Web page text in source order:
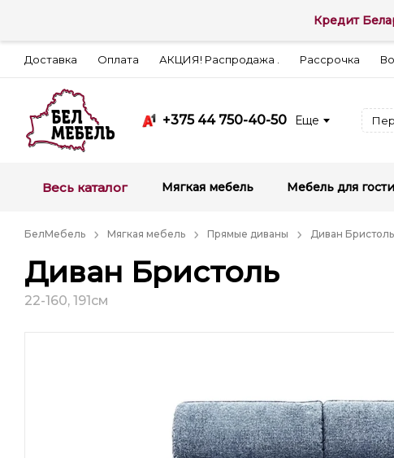
Доставка Оплата АКЦИЯ! Распродажа . Рассрочка
+375 44 750-40-50 Еще
Весь каталог Мягкая мебель Мебель для
БелМебель Мягкая мебель Прямые диваны Диван Бристоль
Диван Бристоль
22-160, 191см
Кредит